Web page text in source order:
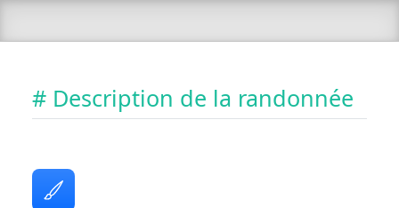
# Description de la randonnée